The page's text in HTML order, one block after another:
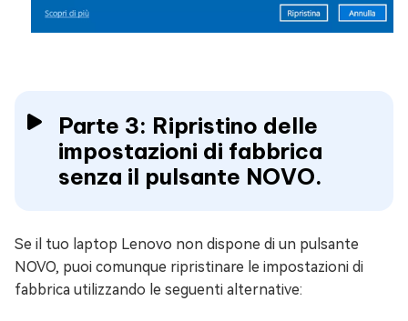
Parte 3: Ripristino delle
impostazioni di fabbrica
senza il pulsante NOVO.
Se il tuo laptop Lenovo non dispone di un pulsante
NOVO, puoi comunque ripristinare le impostazioni di
fabbrica utilizzando le seguenti alternative: